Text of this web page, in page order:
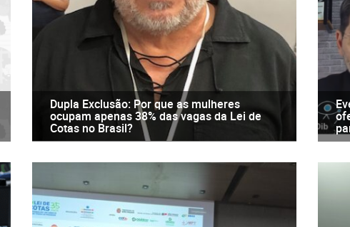
Dupla Exclusão: Por que as mulheres
ocupam apenas 38% das vagas da Lei de
Cotas no Brasil?